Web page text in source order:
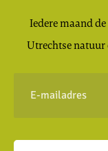
Iedere maand
Utrechtse natuur
mailadres